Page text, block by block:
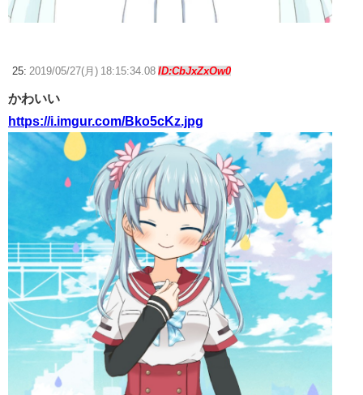
25: 2019/05/27(月) 18:15:34.08 ID:CbJxZxOw0
かわいい
https://i.imgur.com/Bko5cKz.jpg